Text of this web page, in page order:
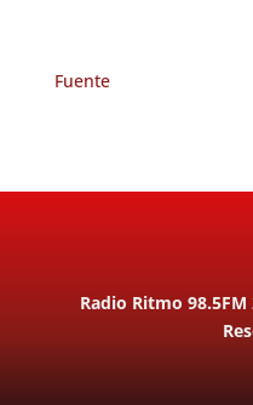
Fuente
Radio Ritmo